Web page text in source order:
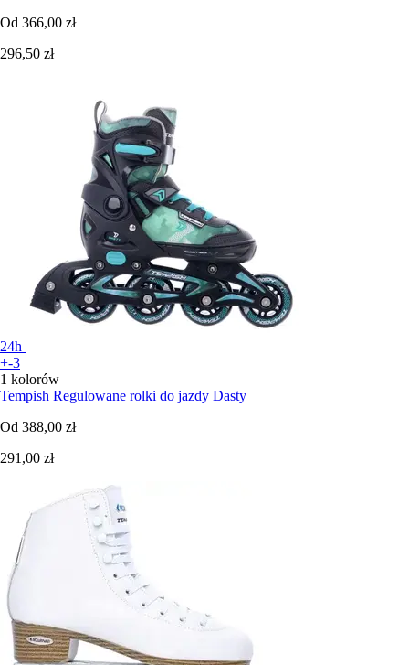
Od 366,00 zł
296,50 zł
24h
+-3
1 kolorów
Tempish Regulowane rolki do jazdy Dasty
Od 388,00 zł
291,00 zł